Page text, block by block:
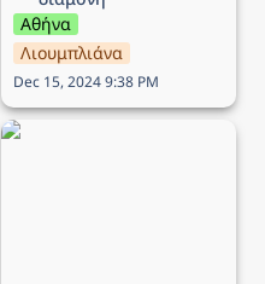
Αθήνα
Λιουμπλιάνα
Dec 15, 2024 9:38 PM
Ταξίδι στην Μάλτα → 5